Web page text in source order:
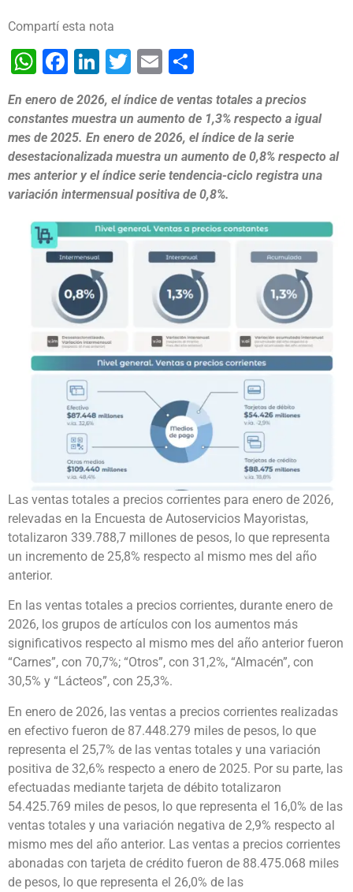
Compartí esta nota
WhatsApp
Facebook
LinkedIn
Twitter
Email
En enero de 2026, el índice de ventas totales a precios
constantes muestra un aumento de 1,3% respecto a igual
mes de 2025. En enero de 2026, el índice de la serie
desestacionalizada muestra un aumento de 0,8% respecto al
mes anterior y el índice serie tendencia-ciclo registra una
variación intermensual positiva de 0,8%.
Las ventas totales a precios corrientes para enero de 2026,
relevadas en la Encuesta de Autoservicios Mayoristas,
totalizaron 339.788,7 millones de pesos, lo que representa
un incremento de 25,8% respecto al mismo mes del año
anterior.
En las ventas totales a precios corrientes, durante enero de
2026, los grupos de artículos con los aumentos más
significativos respecto al mismo mes del año anterior fueron
“Carnes”, con 70,7%; “Otros”, con 31,2%, “Almacén”, con
30,5% y “Lácteos”, con 25,3%.
En enero de 2026, las ventas a precios corrientes realizadas
en efectivo fueron de 87.448.279 miles de pesos, lo que
representa el 25,7% de las ventas totales y una variación
positiva de 32,6% respecto a enero de 2025. Por su parte, las
efectuadas mediante tarjeta de débito totalizaron
54.425.769 miles de pesos, lo que representa el 16,0% de las
ventas totales y una variación negativa de 2,9% respecto al
mismo mes del año anterior. Las ventas a precios corrientes
abonadas con tarjeta de crédito fueron de 88.475.068 miles
de pesos, lo que representa el 26,0% de las